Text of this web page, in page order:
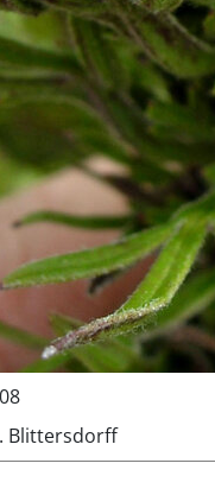
Blittersdorff